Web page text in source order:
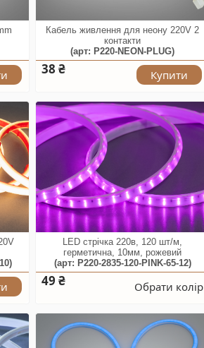
Кабель живлення для неону 220V 2
контакти
(арт: P220-NEON-PLUG)
38 ₴ Купити
LED стрічка 220в, 120 шт/м,
герметична, 10мм, рожевий
(арт: P220-2835-120-PINK-65-12)
49 ₴ Обрати колір